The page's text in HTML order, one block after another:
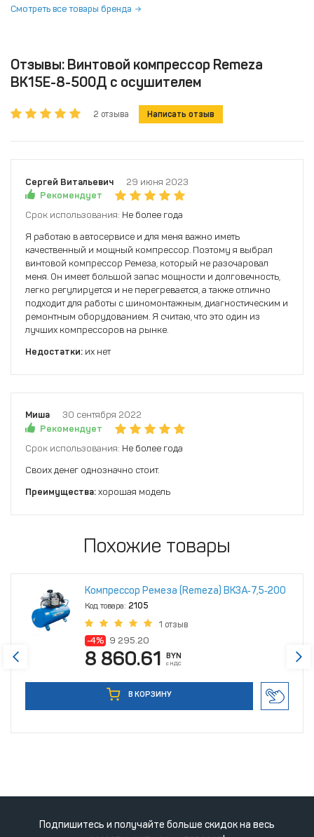
Смотреть все товары бренда
Отзывы: Винтовой компрессор Remeza
ВК15Е-8-500Д с осушителем
2 отзыва Написать отзыв
Сергей Витальевич
29 июня 2023
Рекомендует
Срок использования: Не более года
Я работаю в автосервисе и для меня важно иметь
качественный и мощный компрессор. Поэтому я выбрал
винтовой компрессор Ремеза, который не разочаровал
меня. Он имеет большой запас мощности и долговечность,
легко регулируется и не перегревается, а также отлично
подходит для работы с шиномонтажным, диагностическим и
ремонтным оборудованием. Я считаю, что это один из
лучших компрессоров на рынке.
Недостатки: их нет
Миша
30 сентября 2022
Рекомендует
Срок использования: Не более года
Своих денег однозначно стоит.
Преимущества: хорошая модель
Похожие товары
Компрессор Ремеза (Remeza) ВК3А‑7,5‑200
Код товара: 2105
1 отзыв
-4% 9 295.20
8 860.61 BYN
с НДС
В КОРЗИНУ
Подпишитесь и получайте больше скидок на весь